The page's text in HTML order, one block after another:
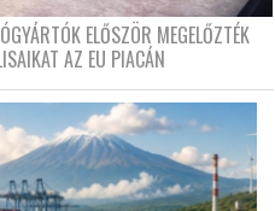
ELŐSZÖR MEGELŐZTÉK
AZ EU PIACÁN